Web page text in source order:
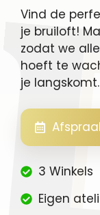
Vind de
je bruiloft!
zodat we
hoeft te
je langskomt.
3 Winkels
Eigen